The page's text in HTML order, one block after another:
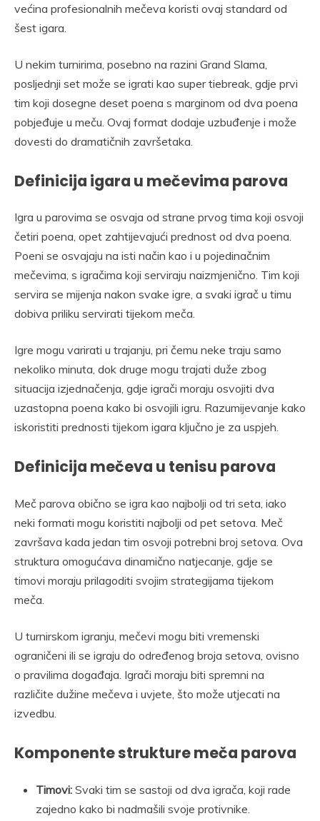
većina profesionalnih mečeva koristi ovaj standard od
šest igara.
U nekim turnirima, posebno na razini Grand Slama,
posljednji set može se igrati kao super tiebreak, gdje prvi
tim koji dosegne deset poena s marginom od dva poena
pobjeđuje u meču. Ovaj format dodaje uzbuđenje i može
dovesti do dramatičnih završetaka.
Definicija igara u mečevima parova
Igra u parovima se osvaja od strane prvog tima koji osvoji
četiri poena, opet zahtijevajući prednost od dva poena.
Poeni se osvajaju na isti način kao i u pojedinačnim
mečevima, s igračima koji serviraju naizmjenično. Tim koji
servira se mijenja nakon svake igre, a svaki igrač u timu
dobiva priliku servirati tijekom meča.
Igre mogu varirati u trajanju, pri čemu neke traju samo
nekoliko minuta, dok druge mogu trajati duže zbog
situacija izjednačenja, gdje igrači moraju osvojiti dva
uzastopna poena kako bi osvojili igru. Razumijevanje kako
iskoristiti prednosti tijekom igara ključno je za uspjeh.
Definicija mečeva u tenisu parova
Meč parova obično se igra kao najbolji od tri seta, iako
neki formati mogu koristiti najbolji od pet setova. Meč
završava kada jedan tim osvoji potrebni broj setova. Ova
struktura omogućava dinamično natjecanje, gdje se
timovi moraju prilagoditi svojim strategijama tijekom
meča.
U turnirskom igranju, mečevi mogu biti vremenski
ograničeni ili se igraju do određenog broja setova, ovisno
o pravilima događaja. Igrači moraju biti spremni na
različite dužine mečeva i uvjete, što može utjecati na
izvedbu.
Komponente strukture meča parova
Timovi: Svaki tim se sastoji od dva igrača, koji rade
zajedno kako bi nadmašili svoje protivnike.